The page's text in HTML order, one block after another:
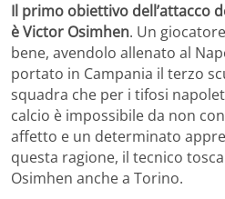
Il primo obiettivo dell’attacco
è Victor Osimhen. Un
bene, avendolo allenato al
portato in Campania il terzo
squadra che per i tifosi
calcio è impossibile da non
affetto e un determinato
questa ragione, il tecnico
Osimhen anche a Torino.